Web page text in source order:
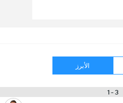
الأبرز
3 - 1